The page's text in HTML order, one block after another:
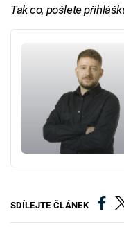
Tak co, pošlete
SDÍLEJTE ČLÁNEK